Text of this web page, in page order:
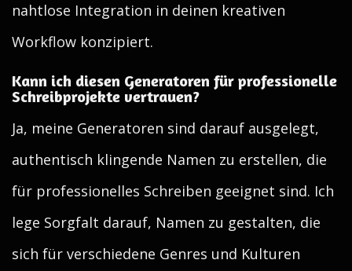
nahtlose Integration in deinen kreativen
Workflow konzipiert.
Kann ich diesen Generatoren für professionelle
Schreibprojekte vertrauen?
Ja, meine Generatoren sind darauf ausgelegt,
authentisch klingende Namen zu erstellen, die
für professionelles Schreiben geeignet sind. Ich
lege Sorgfalt darauf, Namen zu gestalten, die
sich für verschiedene Genres und Kulturen